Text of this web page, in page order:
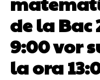
de la Bac
9:00 vor
la ora